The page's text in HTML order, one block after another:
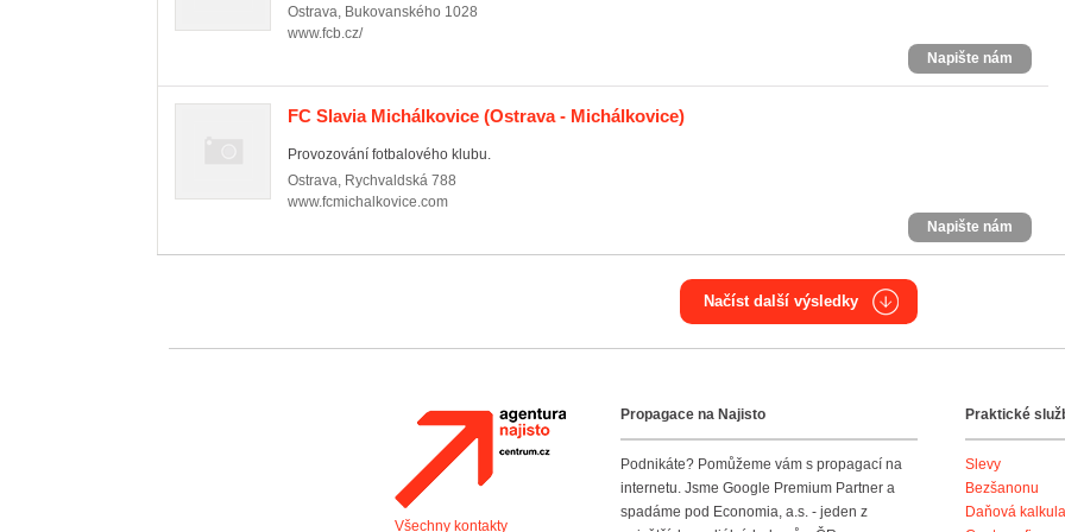
Ostrava, Bukovanského 1028
www.fcb.cz/
Napište nám
FC Slavia Michálkovice (Ostrava - Michálkovice)
Provozování fotbalového klubu.
Ostrava, Rychvaldská 788
www.fcmichalkovice.com
Napište nám
Načíst další výsledky
Agentura Najisto
Všechny kontakty
Propagace na Najisto
Podnikáte? Pomůžeme vám s propagací na
internetu. Jsme Google Premium Partner a
spadáme pod Economia, a.s. - jeden z
Praktické
Slevy
Bezšanonu
Daňová